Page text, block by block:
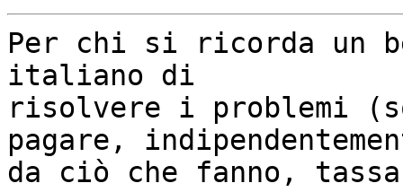
Per chi si ricorda un
italiano di
risolvere i problemi
pagare,
da ciò che fanno,